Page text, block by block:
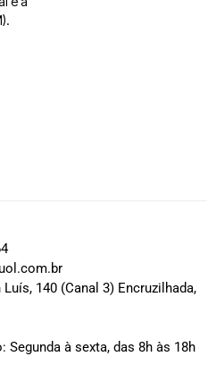
140 (Canal 3) Encruzilhada,
à sexta, das 8h às 18h